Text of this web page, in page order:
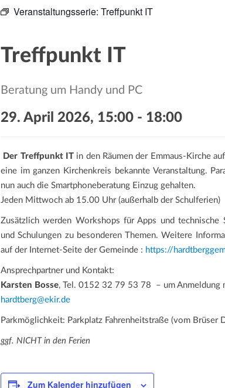
Veranstaltungsserie: Treffpunkt IT
Treffpunkt IT
Beratung um Handy und PC
29. April 2026, 15:00 - 18:00
Der Treffpunkt IT in den Räumen der Emmaus-Kirche
eine im ganzen Kirchenkreis bekannte Veranstaltung.
nun auch die Smartphoneberatung Einzug gehalten.
Jeden Mittwoch ab 15.00 Uhr (außerhalb der Schulferien)
Zusätzlich werden Workshops für Apps und technische
und Schulungen zu besonderen Themen. Weitere
auf der Internet-Seite der Gemeinde : https://
Ansprechpartner und Kontakt:
Karsten Bosse, Tel. 0152 32 79 53 78 – um Anmeldung
hardtberg@ekir.de
Parkmöglichkeit: Parkplatz Fahrenheitstraße (vom Brüser
ggf. NICHT in den Ferien
Zum Kalender hinzufügen